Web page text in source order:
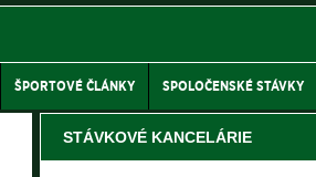
ŠPORTOVÉ ČLÁNKY SPOLOČENSKÉ STÁVKY
STÁVKOVÉ KANCELÁRIE